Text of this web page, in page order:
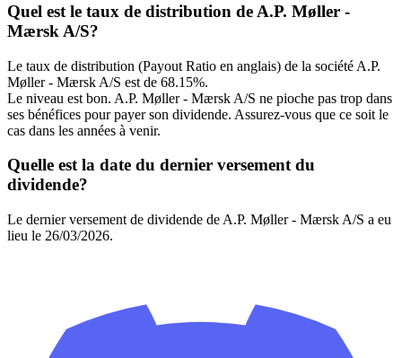
Quel est le taux de distribution de A.P. Møller -
Mærsk A/S?
Le taux de distribution (Payout Ratio en anglais) de la société A.P.
Møller - Mærsk A/S est de 68.15%.
Le niveau est bon. A.P. Møller - Mærsk A/S ne pioche pas trop dans
ses bénéfices pour payer son dividende. Assurez-vous que ce soit le
cas dans les années à venir.
Quelle est la date du dernier versement du
dividende?
Le dernier versement de dividende de A.P. Møller - Mærsk A/S a eu
lieu le 26/03/2026.